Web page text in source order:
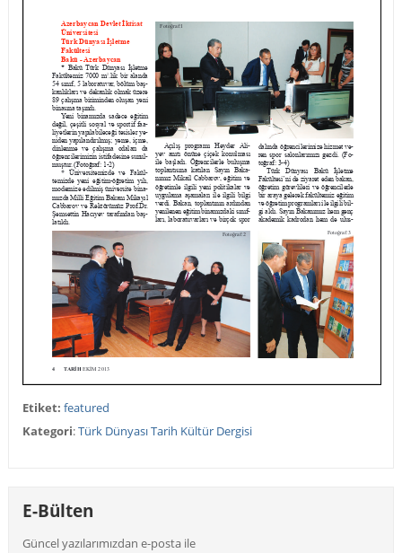
Etiket: featured
Kategori:Türk Dünyası Tarih Kültür Dergisi
E-Bülten
Güncel yazılarımızdan e-posta ile